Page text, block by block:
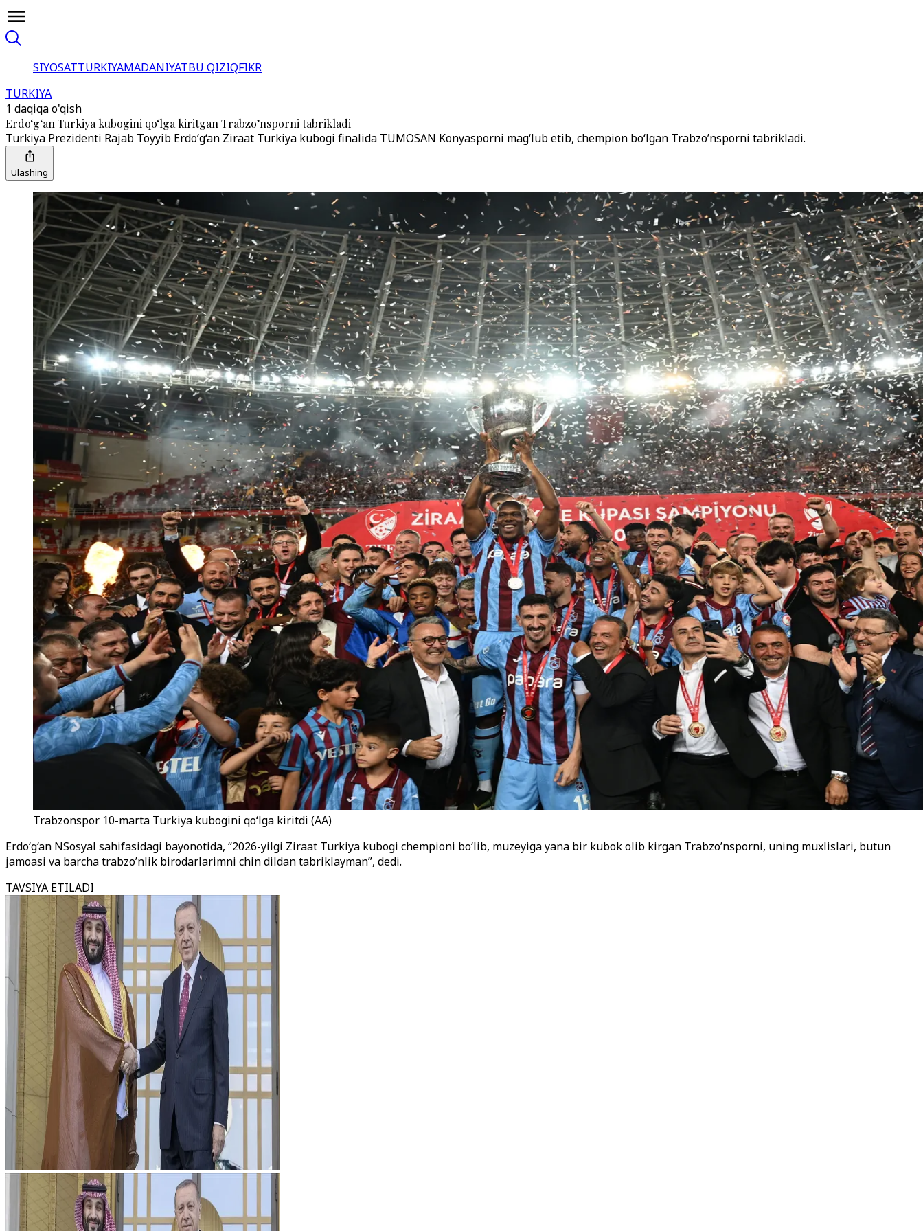
SIYOSATTURKIYAMADANIYATBU QIZIQFIKR
TURKIYA
1 daqiqa o'qish
Erdo‘g‘an Turkiya kubogini qo‘lga kiritgan Trabzo’nsporni tabrikladi
Turkiya Prezidenti Rajab Toyyib Erdo‘g‘an Ziraat Turkiya kubogi finalida TUMOSAN Konyasporni mag‘lub etib, chempion bo‘lgan Trabzo’nsporni tabrikladi.
Ulashing
Trabzonspor 10-marta Turkiya kubogini qo‘lga kiritdi (AA)
Erdo‘g‘an NSosyal sahifasidagi bayonotida, “2026-yilgi Ziraat Turkiya kubogi chempioni bo‘lib, muzeyiga yana bir kubok olib kirgan Trabzo’nsporni, uning muxlislari, butun
jamoasi va barcha trabzo’nlik birodarlarimni chin dildan tabriklayman”, dedi.
TAVSIYA ETILADI